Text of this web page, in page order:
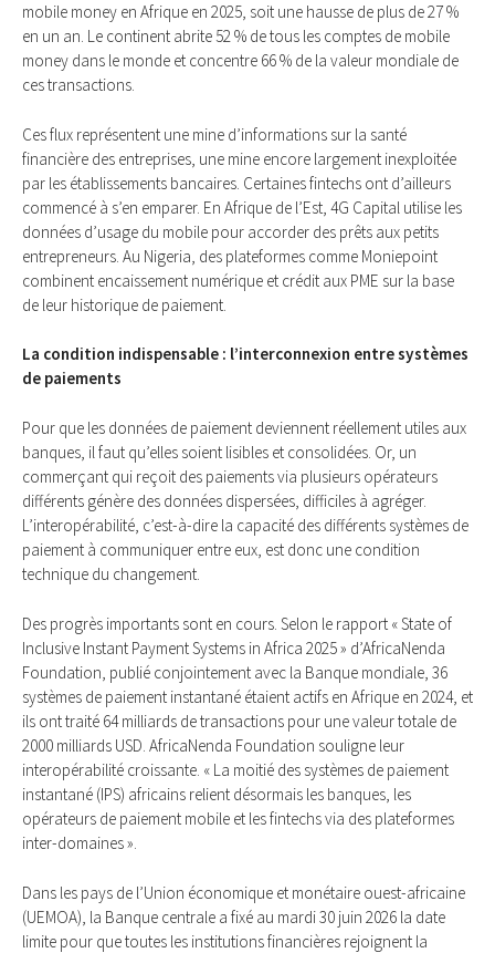
mobile money en Afrique en 2025, soit une hausse de plus de 27 %
en un an. Le continent abrite 52 % de tous les comptes de mobile
money dans le monde et concentre 66 % de la valeur mondiale de
ces transactions.
Ces flux représentent une mine d’informations sur la santé
financière des entreprises, une mine encore largement inexploitée
par les établissements bancaires. Certaines fintechs ont d’ailleurs
commencé à s’en emparer. En Afrique de l’Est, 4G Capital utilise les
données d’usage du mobile pour accorder des prêts aux petits
entrepreneurs. Au Nigeria, des plateformes comme Moniepoint
combinent encaissement numérique et crédit aux PME sur la base
de leur historique de paiement.
La condition indispensable : l’interconnexion entre systèmes
de paiements
Pour que les données de paiement deviennent réellement utiles aux
banques, il faut qu’elles soient lisibles et consolidées. Or, un
commerçant qui reçoit des paiements via plusieurs opérateurs
différents génère des données dispersées, difficiles à agréger.
L’interopérabilité, c’est-à-dire la capacité des différents systèmes de
paiement à communiquer entre eux, est donc une condition
technique du changement.
Des progrès importants sont en cours. Selon le rapport « State of
Inclusive Instant Payment Systems in Africa 2025 » d’AfricaNenda
Foundation, publié conjointement avec la Banque mondiale, 36
systèmes de paiement instantané étaient actifs en Afrique en 2024, et
ils ont traité 64 milliards de transactions pour une valeur totale de
2000 milliards USD. AfricaNenda Foundation souligne leur
interopérabilité croissante. « La moitié des systèmes de paiement
instantané (IPS) africains relient désormais les banques, les
opérateurs de paiement mobile et les fintechs via des plateformes
inter-domaines ».
Dans les pays de l’Union économique et monétaire ouest-africaine
(UEMOA), la Banque centrale a fixé au mardi 30 juin 2026 la date
limite pour que toutes les institutions financières rejoignent la